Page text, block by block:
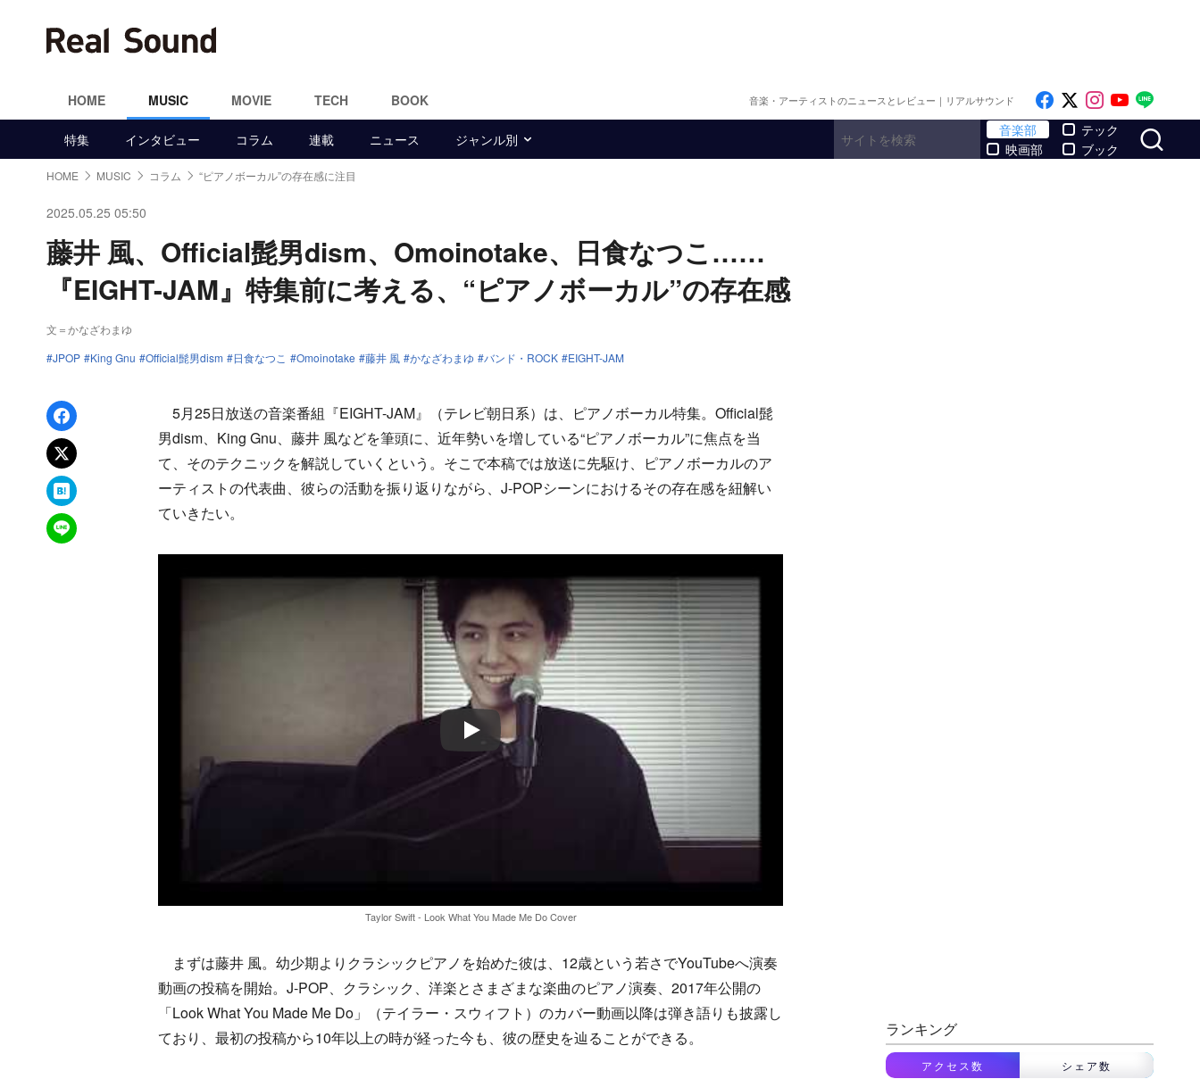
HOME MUSIC MOVIE TECH BOOK 音楽・アーティストのニュースとレビュー｜リアルサウンド Like on Facebook
Follow on x
Follow on
Follow
特集 インタビュー コラム 連載 ニュース ジャンル別
音楽部
映画部
テック
ブック
HOME MUSIC コラム “ピアノボーカル”の存在感に注目
2025.05.25 05:50
藤井 風、Official髭男dism、Omoinotake、日食なつこ……
『EIGHT-JAM』特集前に考える、“ピアノボーカル”の存在感
文＝かなざわまゆ
JPOP
King Gnu Official髭男dism 日食なつこ Omoinotake 藤井 風 かなざわまゆ バンド・ROCK EIGHT-JAM
Facebookでシェア
xでポスト
はてなブックマーク
LINEで送る
5月25日放送の音楽番組『EIGHT-JAM』（テレビ朝日系）は、ピアノボーカル特集。Official髭
男dism、King Gnu、藤井 風などを筆頭に、近年勢いを増している“ピアノボーカル”に焦点を当
て、そのテクニックを解説していくという。そこで本稿では放送に先駆け、ピアノボーカルのア
ーティストの代表曲、彼らの活動を振り返りながら、J-POPシーンにおけるその存在感を紐解い
ていきたい。
Taylor Swift - Look What You Made Me Do Cover
まずは藤井 風。幼少期よりクラシックピアノを始めた彼は、12歳という若さでYouTubeへ演奏
動画の投稿を開始。J-POP、クラシック、洋楽とさまざまな楽曲のピアノ演奏、2017年公開の
「Look What You Made Me Do」（テイラー・スウィフト）のカバー動画以降は弾き語りも披露し
ており、最初の投稿から10年以上の時が経った今も、彼の歴史を辿ることができる。
ランキング
アクセス数 シェア数